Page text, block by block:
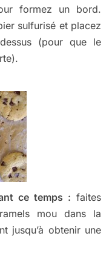
formez un bord.
sulfurisé et placez
(pour que le
ce temps : faites
mou dans la
jusqu’à obtenir une